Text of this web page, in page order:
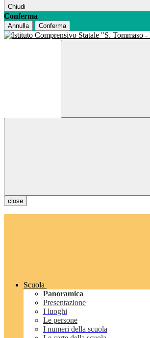
Chiudi
Conferma
Annulla Conferma
close
Scuola
Panoramica
Presentazione
I luoghi
Le persone
I numeri della scuola